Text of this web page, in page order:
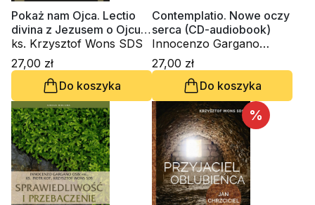
Pokaż nam Ojca. Lectio
divina z Jezusem o Ojcu
(CD-audiobook)
ks. Krzysztof Wons SDS
27,00 zł
Do koszyka
Contemplatio. Nowe oczy
serca (CD-audiobook)
Innocenzo Gargano
OSBCam., ks. Krzysztof
Wons SDS
27,00 zł
Do koszyka
%